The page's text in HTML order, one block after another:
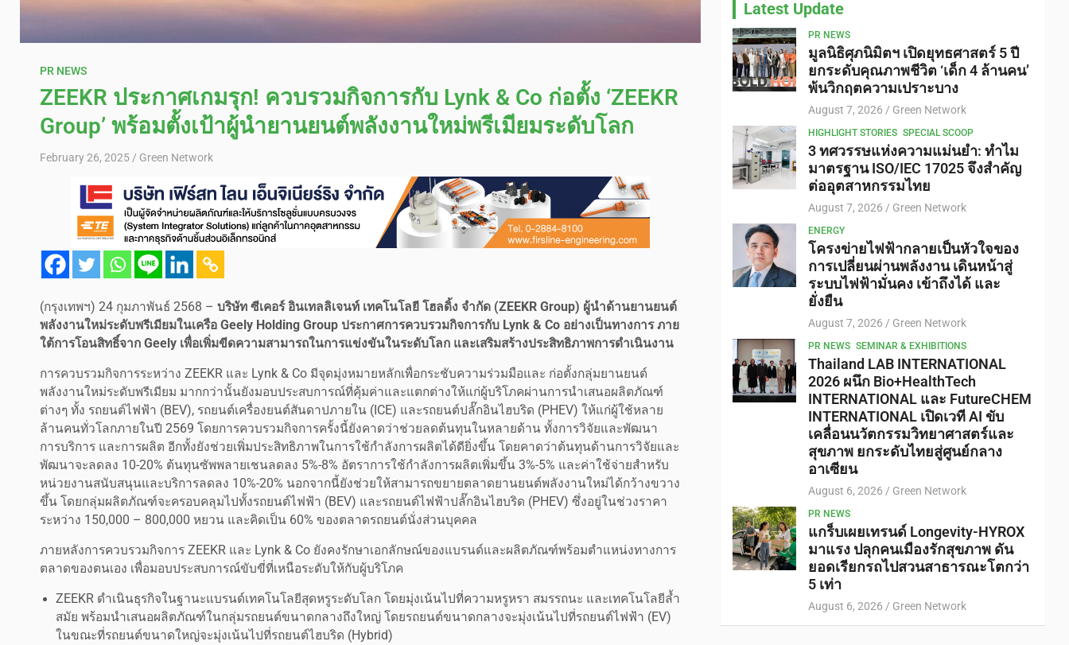
PR NEWS
ZEEKR ประกาศเกมรุก! ควบรวมกิจการกับ Lynk & Co ก่อตั้ง ‘ZEEKR
Group’ พร้อมตั้งเป้าผู้นำยานยนต์พลังงานใหม่พรีเมียมระดับโลก
February 26, 2025 Green Network
(กรุงเทพฯ) 24 กุมภาพันธ์ 2568 – บริษัท ซีเคอร์ อินเทลลิเจนท์ เทคโนโลยี โฮลดิ้ง จำกัด (ZEEKR Group) ผู้นำด้านยานยนต์
พลังงานใหม่ระดับพรีเมียมในเครือ Geely Holding Group ประกาศการควบรวมกิจการกับ Lynk & Co อย่างเป็นทางการ ภาย
ใต้การโอนสิทธิ์จาก Geely เพื่อเพิ่มขีดความสามารถในการแข่งขันในระดับโลก และเสริมสร้างประสิทธิภาพการดำเนินงาน
การควบรวมกิจการระหว่าง ZEEKR และ Lynk & Co มีจุดมุ่งหมายหลักเพื่อกระชับความร่วมมือและ ก่อตั้งกลุ่มยานยนต์
พลังงานใหม่ระดับพรีเมียม มากกว่านั้นยังมอบประสบการณ์ที่คุ้มค่าและแตกต่างให้แก่ผู้บริโภคผ่านการนำเสนอผลิตภัณฑ์
ต่างๆ ทั้ง รถยนต์ไฟฟ้า (BEV), รถยนต์เครื่องยนต์สันดาปภายใน (ICE) และรถยนต์ปลั๊กอินไฮบริด (PHEV) ให้แก่ผู้ใช้หลาย
ล้านคนทั่วโลกภายในปี 2569 โดยการควบรวมกิจการครั้งนี้ยังคาดว่าช่วยลดต้นทุนในหลายด้าน ทั้งการวิจัยและพัฒนา
การบริการ และการผลิต อีกทั้งยังช่วยเพิ่มประสิทธิภาพในการใช้กำลังการผลิตได้ดียิ่งขึ้น โดยคาดว่าต้นทุนด้านการวิจัยและ
พัฒนาจะลดลง 10-20% ต้นทุนซัพพลายเชนลดลง 5%-8% อัตราการใช้กำลังการผลิตเพิ่มขึ้น 3%-5% และค่าใช้จ่ายสำหรับ
หน่วยงานสนับสนุนและบริการลดลง 10%-20% นอกจากนี้ยังช่วยให้สามารถขยายตลาดยานยนต์พลังงานใหม่ได้กว้างขวาง
ขึ้น โดยกลุ่มผลิตภัณฑ์จะครอบคลุมไปทั้งรถยนต์ไฟฟ้า (BEV) และรถยนต์ไฟฟ้าปลั๊กอินไฮบริด (PHEV) ซึ่งอยู่ในช่วงราคา
ระหว่าง 150,000 – 800,000 หยวน และคิดเป็น 60% ของตลาดรถยนต์นั่งส่วนบุคคล
ภายหลังการควบรวมกิจการ ZEEKR และ Lynk & Co ยังคงรักษาเอกลักษณ์ของแบรนด์และผลิตภัณฑ์พร้อมตำแหน่งทางการ
ตลาดของตนเอง เพื่อมอบประสบการณ์ขับขี่ที่เหนือระดับให้กับผู้บริโภค
ZEEKR ดำเนินธุรกิจในฐานะแบรนด์เทคโนโลยีสุดหรูระดับโลก โดยมุ่งเน้นไปที่ความหรูหรา สมรรถนะ และเทคโนโลยีล้ำ
สมัย พร้อมนำเสนอผลิตภัณฑ์ในกลุ่มรถยนต์ขนาดกลางถึงใหญ่ โดยรถยนต์ขนาดกลางจะมุ่งเน้นไปที่รถยนต์ไฟฟ้า (EV)
ในขณะที่รถยนต์ขนาดใหญ่จะมุ่งเน้นไปที่รถยนต์ไฮบริด (Hybrid)
Latest Update
PR NEWS
มูลนิธิศุภนิมิตฯ เปิดยุทธศาสตร์ 5 ปี
ยกระดับคุณภาพชีวิต ‘เด็ก 4 ล้านคน’
พ้นวิกฤตความเปราะบาง
August 7, 2026 Green Network
HIGHLIGHT STORIES SPECIAL SCOOP
3 ทศวรรษแห่งความแม่นยำ: ทำไม
มาตรฐาน ISO/IEC 17025 จึงสำคัญ
ต่ออุตสาหกรรมไทย
August 7, 2026 Green Network
ENERGY
โครงข่ายไฟฟ้ากลายเป็นหัวใจของ
การเปลี่ยนผ่านพลังงาน เดินหน้าสู่
ระบบไฟฟ้ามั่นคง เข้าถึงได้ และ
ยั่งยืน
August 7, 2026 Green Network
PR NEWS SEMINAR & EXHIBITIONS
Thailand LAB INTERNATIONAL
2026 ผนึก Bio+HealthTech
INTERNATIONAL และ FutureCHEM
INTERNATIONAL เปิดเวที AI ขับ
เคลื่อนนวัตกรรมวิทยาศาสตร์และ
สุขภาพ ยกระดับไทยสู่ศูนย์กลาง
อาเซียน
August 6, 2026 Green Network
PR NEWS
แกร็บเผยเทรนด์ Longevity-HYROX
มาแรง ปลุกคนเมืองรักสุขภาพ ดัน
ยอดเรียกรถไปสวนสาธารณะโตกว่า
5 เท่า
August 6, 2026 Green Network